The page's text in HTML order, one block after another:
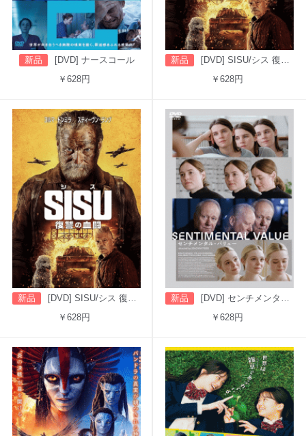
新品
[DVD] ナースコール
￥628円
新品
[DVD] SISU/シス 復讐の血闘（吹替版）
￥628円
新品
[DVD] SISU/シス 復讐の血闘（字幕版）
￥628円
新品
[DVD] センチメンタル・バリュー
￥628円